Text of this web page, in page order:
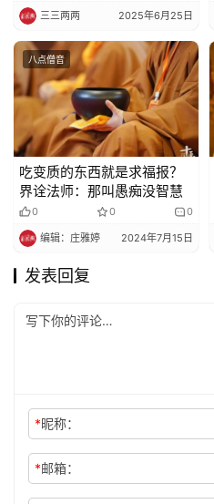
三三两两 2025年6月25日
八点僧音
吃变质的东西就是求福报？
界诠法师：那叫愚痴没智慧
0 0 0
编辑：庄雅婷 2024年7月15日
发表回复
*昵称：
*邮箱：